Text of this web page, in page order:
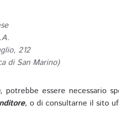
212
di San Marino)
, potrebbe essere necessario
, o di consultarne il sito